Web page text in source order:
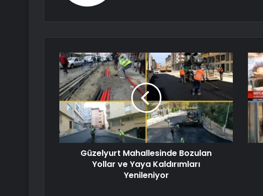
Güzelyurt Mahallesinde Bozulan
Yollar ve Yaya Kaldırımları
Yenileniyor